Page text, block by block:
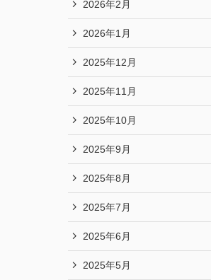
2026年2月
2026年1月
2025年12月
2025年11月
2025年10月
2025年9月
2025年8月
2025年7月
2025年6月
2025年5月